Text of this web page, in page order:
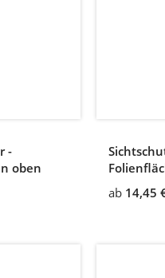
-
oben
4 mm
ab 14,45